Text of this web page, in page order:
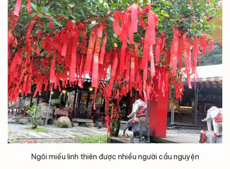
Ngôi miếu linh thiên được nhiều người cầu nguyện